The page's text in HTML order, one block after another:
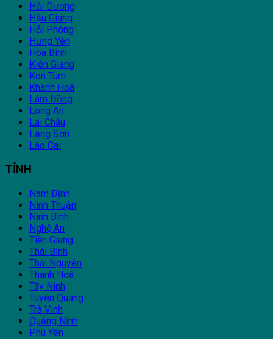
Hải Dương
Hậu Giang
Hải Phòng
Hưng Yên
Hòa Bình
Kiên Giang
Kon Tum
Khánh Hoà
Lâm Đồng
Long An
Lai Châu
Lạng Sơn
Lào Cai
TỈNH
Nam Định
Ninh Thuận
Ninh Bình
Nghệ An
Tiền Giang
Thái Bình
Thái Nguyên
Thanh Hoá
Tây Ninh
Tuyên Quang
Trà Vinh
Quảng Ninh
Phú Yên